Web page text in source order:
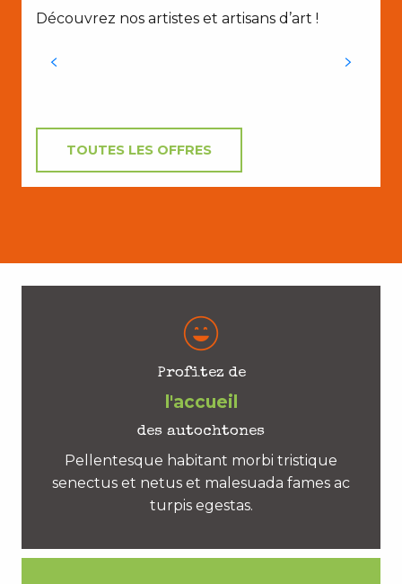
Découvrez nos artistes et artisans d’art !
TOUTES LES OFFRES
Profitez de
l'accueil
des autochtones
Pellentesque habitant morbi tristique
senectus et netus et malesuada fames ac
turpis egestas.